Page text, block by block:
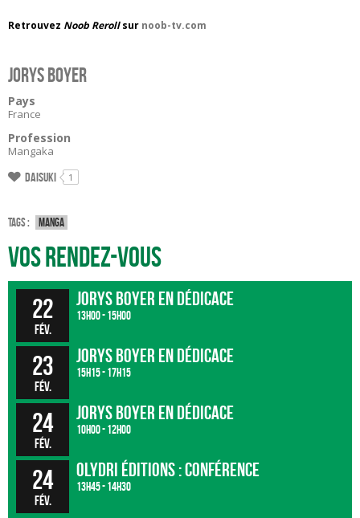
Retrouvez Noob Rerollsur noob-tv.com
Jorys BOYER
Pays
France
Profession
Mangaka
Daisuki 1
Tags : Manga
Vos rendez-vous
22
fév.
Jorys BOYER en dédicace
13h00 - 15h00
23
fév.
Jorys BOYER en dédicace
15h15 - 17h15
24
fév.
Jorys BOYER en dédicace
10h00 - 12h00
24
fév.
Olydri éditions : conférence
13h45 - 14h30